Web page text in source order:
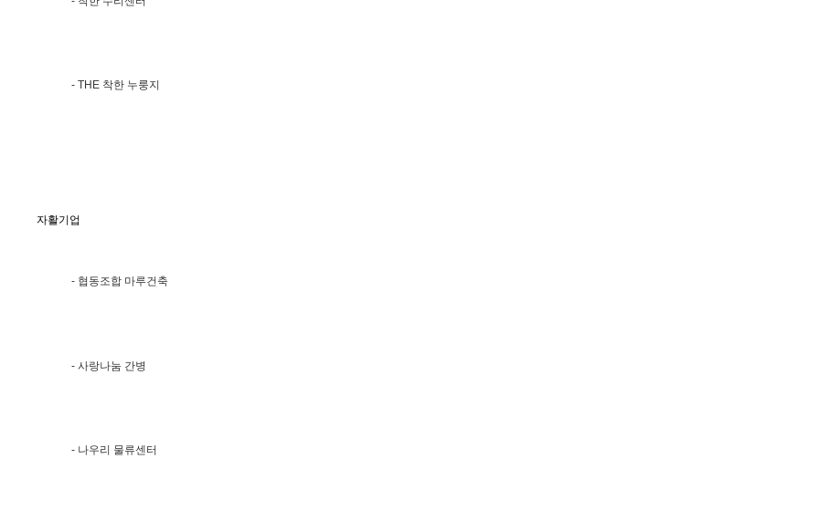
- THE 착한 누룽지
자활기업
- 협동조합 마루건축
- 사랑나눔 간병
- 나우리 물류센터